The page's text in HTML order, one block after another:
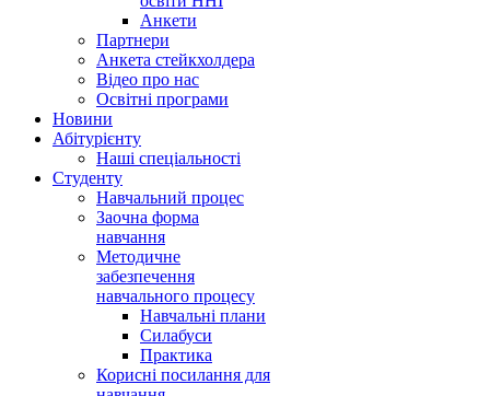
Анкети
Партнери
Анкета стейкхолдера
Відео про нас
Освітні програми
Hовини
Абітурієнту
Наші спеціальності
Студенту
Навчальний процес
Заочна форма
навчання
Методичне
забезпечення
навчального процесу
Навчальні плани
Силабуси
Практика
Корисні посилання для